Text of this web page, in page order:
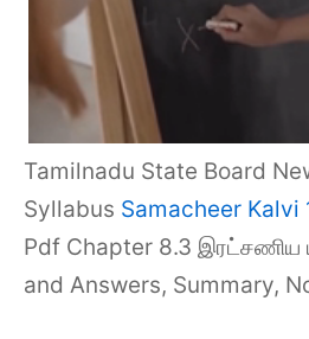
Tamilnadu State Board
Syllabus Samacheer Kalvi
Pdf Chapter 8.3 இரட்சணிய
and Answers, Summary,